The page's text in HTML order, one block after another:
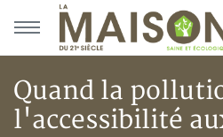
Aller au menu principal
Aller au contenu principal
Quand la
l'accessibilité